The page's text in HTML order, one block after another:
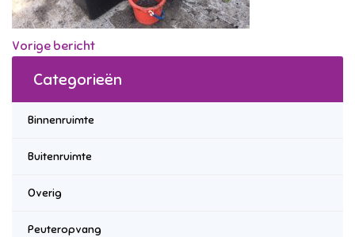
Vorige bericht
Categorieën
Binnenruimte
Buitenruimte
Overig
Peuteropvang